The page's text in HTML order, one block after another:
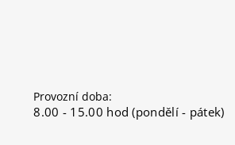
Provozní doba:
8.00 - 15.00 hod (pondělí - pátek)